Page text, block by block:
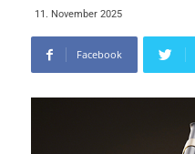
11. November 2025
Facebook